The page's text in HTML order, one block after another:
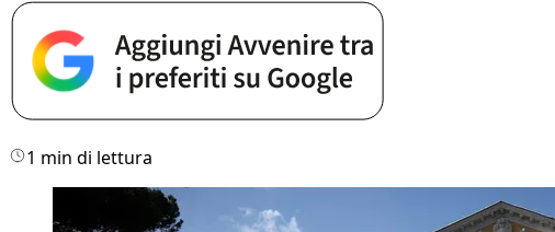
1 min di lettura